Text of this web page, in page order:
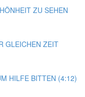
ZU SEHEN
GLEICHEN ZEIT
HILFE BITTEN (4:12)